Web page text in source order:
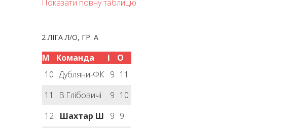
Показати повну таблицю
2 ЛІГА Л/О, ГР. А
М Команда І
О
10 Дубляни-ФК 9 11
11
В.Глібовичі 9 10
12 Шахтар Ш 9 9